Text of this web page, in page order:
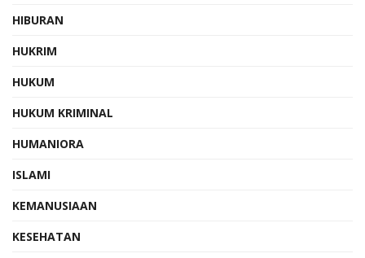
HIBURAN
HUKRIM
HUKUM
HUKUM KRIMINAL
HUMANIORA
ISLAMI
KEMANUSIAAN
KESEHATAN